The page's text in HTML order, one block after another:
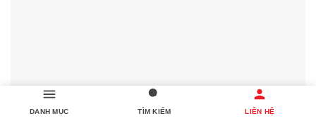
🚀 Công ty làm giao diện website AIO 🎧 Tạo
DANH MỤC TÌM KIẾM LIÊN HỆ